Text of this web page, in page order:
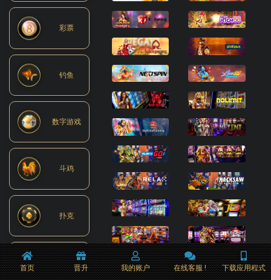
彩票
钓鱼
数字游戏
斗鸡
扑克
期货
首页 晋升 我的账户 在线客服 ! 下载应用程式